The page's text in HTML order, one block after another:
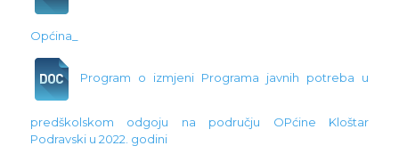
Općina_
Program o izmjeni Programa javnih potreba u
predškolskom odgoju na području OPćine Kloštar
Podravski u 2022. godini